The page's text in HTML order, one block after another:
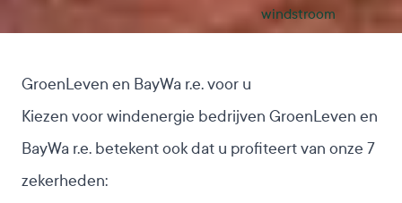
windstroom
GroenLeven en BayWa r.e. voor u
Kiezen voor windenergie bedrijven GroenLeven en
BayWa r.e. betekent ook dat u profiteert van onze 7
zekerheden: